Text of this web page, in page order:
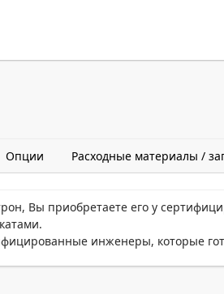
Опции Расходные материалы /
Вы приобретаете его у
инженеры, которые